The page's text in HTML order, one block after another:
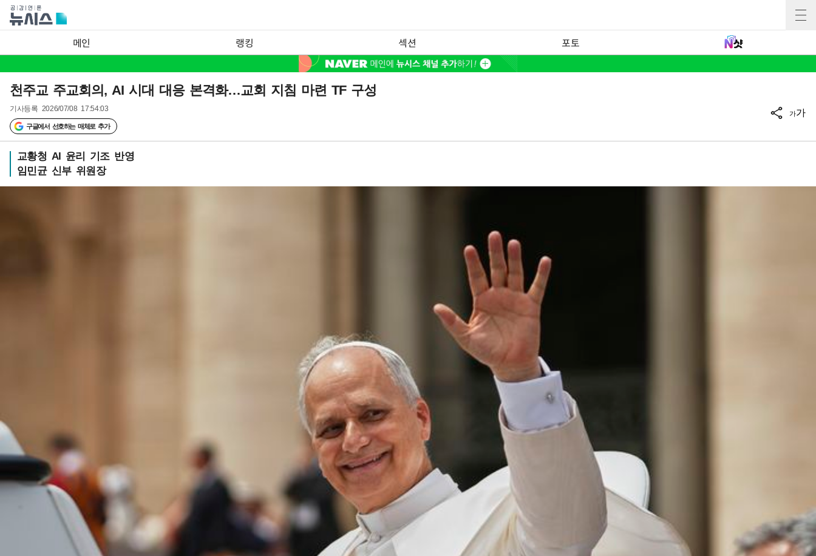
메인 랭킹 섹션 포토
천주교 주교회의, AI 시대 대응 본격화…교회 지침 마련 TF 구성
기사등록 2026/07/08 17:54:03
구글에서 선호하는 매체로 추가
가가
교황청 AI 윤리 기조 반영
임민균 신부 위원장